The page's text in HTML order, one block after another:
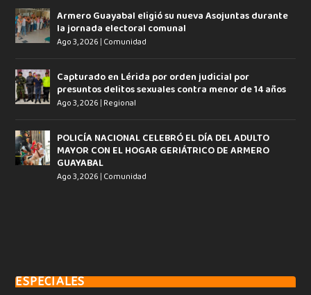
Armero Guayabal eligió su nueva Asojuntas durante
la jornada electoral comunal
Ago 3, 2026 | Comunidad
Capturado en Lérida por orden judicial por
presuntos delitos sexuales contra menor de 14 años
Ago 3, 2026 | Regional
POLICÍA NACIONAL CELEBRÓ EL DÍA DEL ADULTO
MAYOR CON EL HOGAR GERIÁTRICO DE ARMERO
GUAYABAL
Ago 3, 2026 | Comunidad
ESPECIALES